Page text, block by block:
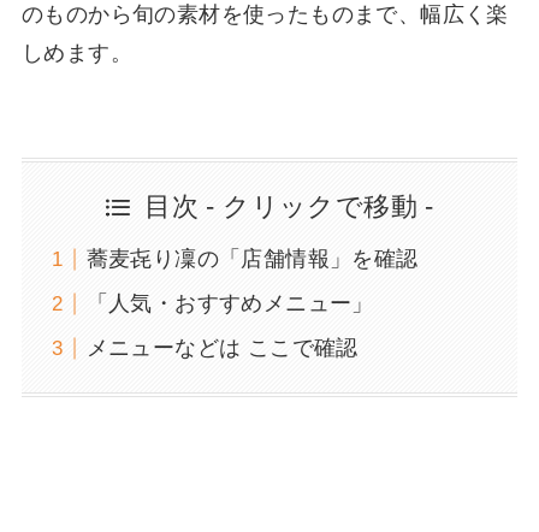
のものから旬の素材を使ったものまで、幅広く楽
しめます。
目次 - クリックで移動 -
蕎麦㐂り凜の「店舗情報」を確認
「人気・おすすめメニュー」
メニューなどは ここで確認